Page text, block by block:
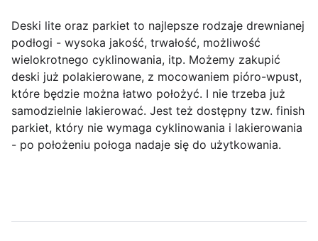
Deski lite oraz parkiet to najlepsze rodzaje drewnianej
podłogi - wysoka jakość, trwałość, możliwość
wielokrotnego cyklinowania, itp. Możemy zakupić
deski już polakierowane, z mocowaniem pióro-wpust,
które będzie można łatwo położyć. I nie trzeba już
samodzielnie lakierować. Jest też dostępny tzw. finish
parkiet, który nie wymaga cyklinowania i lakierowania
- po położeniu połoga nadaje się do użytkowania.